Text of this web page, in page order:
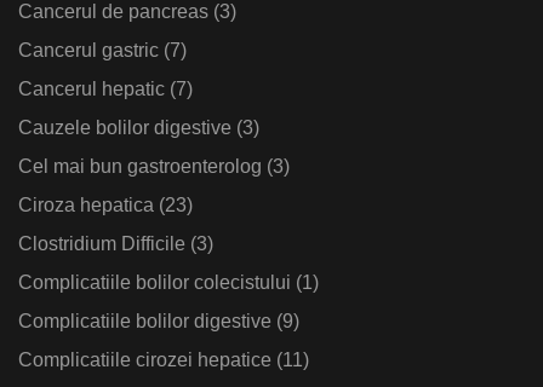
Cancerul de pancreas (3)
Cancerul gastric (7)
Cancerul hepatic (7)
Cauzele bolilor digestive (3)
Cel mai bun gastroenterolog (3)
Ciroza hepatica (23)
Clostridium Difficile (3)
Complicatiile bolilor colecistului (1)
Complicatiile bolilor digestive (9)
Complicatiile cirozei hepatice (11)